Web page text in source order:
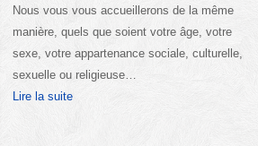
Nous vous vous accueillerons de la même
manière, quels que soient votre âge, votre
sexe, votre appartenance sociale, culturelle,
sexuelle ou religieuse…
Lire la suite